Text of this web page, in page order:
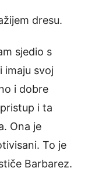
dresu.
sjedio s
imaju svoj
i dobre
i ta
Ona je
To je
Barbarez.